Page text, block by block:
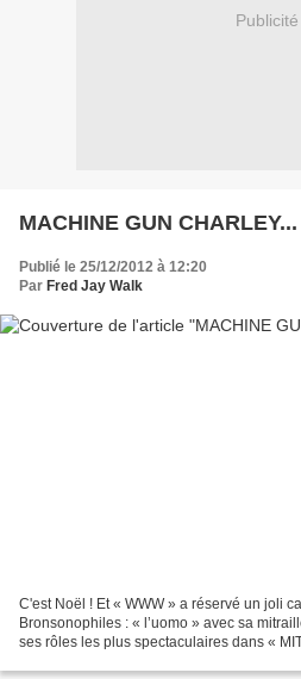
Publicité
MACHINE GUN CHARLEY...
Publié le 25/12/2012 à 12:20
Par Fred Jay Walk
C'est Noël ! Et « WWW » a réservé un joli
Bronsonophiles : « l’uomo » avec sa
ses rôles les plus spectaculaires dans «